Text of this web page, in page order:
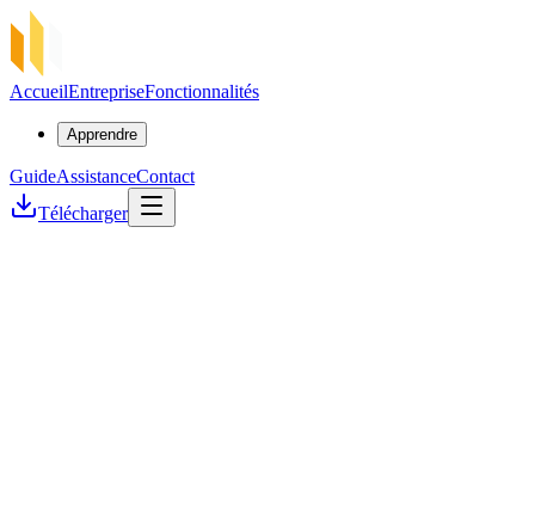
AccueilEntrepriseFonctionnalités
Apprendre
GuideAssistanceContact
Télécharger